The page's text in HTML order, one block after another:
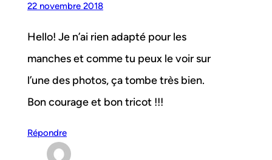
22 novembre 2018
Hello! Je n’ai rien adapté pour les
manches et comme tu peux le voir sur
l’une des photos, ça tombe très bien.
Bon courage et bon tricot !!!
Répondre